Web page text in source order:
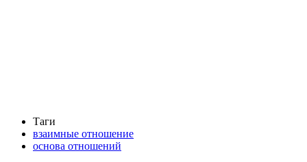
Таги
взаимные отношение
основа отношений